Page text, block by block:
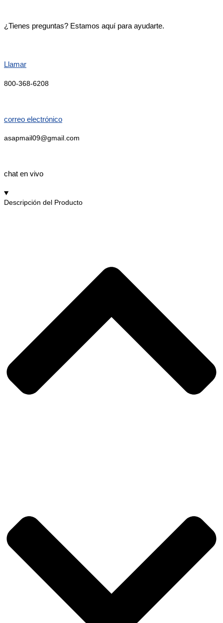
¿Tienes preguntas? Estamos aquí para ayudarte.
Llamar
800-368-6208
correo electrónico
asapmail09@gmail.com
chat en vivo
Descripción del Producto